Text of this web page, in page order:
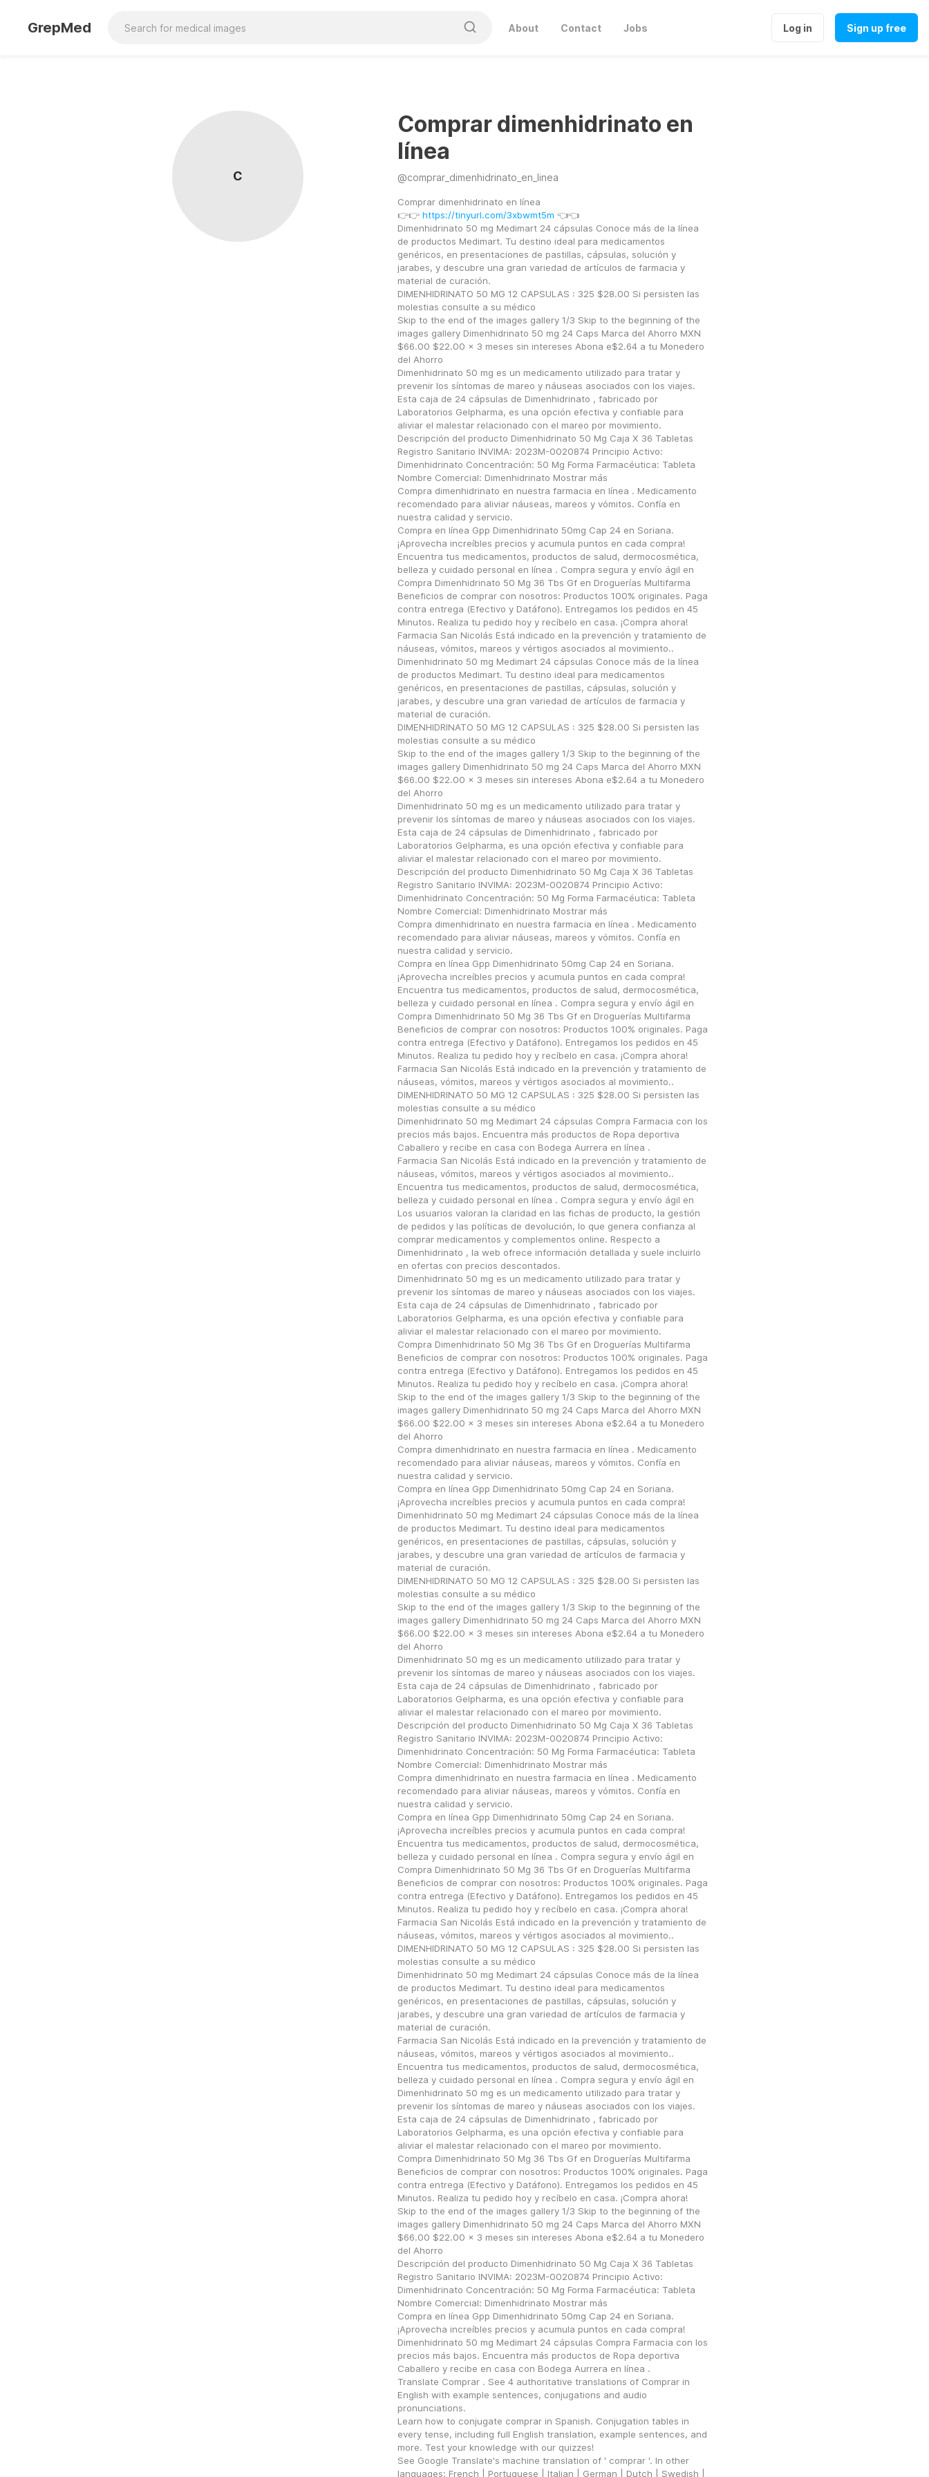
GrepMed About Contact Jobs Log in Sign up free
C
Comprar dimenhidrinato en
línea
@comprar_dimenhidrinato_en_linea
Comprar dimenhidrinato en línea
👉👉 https://tinyurl.com/3xbwmt5m 👈👈
Dimenhidrinato 50 mg Medimart 24 cápsulas Conoce más de la línea
de productos Medimart. Tu destino ideal para medicamentos
genéricos, en presentaciones de pastillas, cápsulas, solución y
jarabes, y descubre una gran variedad de artículos de farmacia y
material de curación.
DIMENHIDRINATO 50 MG 12 CAPSULAS : 325 $28.00 Si persisten las
molestias consulte a su médico
Skip to the end of the images gallery 1/3 Skip to the beginning of the
images gallery Dimenhidrinato 50 mg 24 Caps Marca del Ahorro MXN
$66.00 $22.00 x 3 meses sin intereses Abona e$2.64 a tu Monedero
del Ahorro
Dimenhidrinato 50 mg es un medicamento utilizado para tratar y
prevenir los síntomas de mareo y náuseas asociados con los viajes.
Esta caja de 24 cápsulas de Dimenhidrinato , fabricado por
Laboratorios Gelpharma, es una opción efectiva y confiable para
aliviar el malestar relacionado con el mareo por movimiento.
Descripción del producto Dimenhidrinato 50 Mg Caja X 36 Tabletas
Registro Sanitario INVIMA: 2023M-0020874 Principio Activo:
Dimenhidrinato Concentración: 50 Mg Forma Farmacéutica: Tableta
Nombre Comercial: Dimenhidrinato Mostrar más
Compra dimenhidrinato en nuestra farmacia en línea . Medicamento
recomendado para aliviar náuseas, mareos y vómitos. Confía en
nuestra calidad y servicio.
Compra en línea Gpp Dimenhidrinato 50mg Cap 24 en Soriana.
¡Aprovecha increíbles precios y acumula puntos en cada compra!
Encuentra tus medicamentos, productos de salud, dermocosmética,
belleza y cuidado personal en línea . Compra segura y envío ágil en
Compra Dimenhidrinato 50 Mg 36 Tbs Gf en Droguerías Multifarma
Beneficios de comprar con nosotros: Productos 100% originales. Paga
contra entrega (Efectivo y Datáfono). Entregamos los pedidos en 45
Minutos. Realiza tu pedido hoy y recíbelo en casa. ¡Compra ahora!
Farmacia San Nicolás Está indicado en la prevención y tratamiento de
náuseas, vómitos, mareos y vértigos asociados al movimiento..
Dimenhidrinato 50 mg Medimart 24 cápsulas Conoce más de la línea
de productos Medimart. Tu destino ideal para medicamentos
genéricos, en presentaciones de pastillas, cápsulas, solución y
jarabes, y descubre una gran variedad de artículos de farmacia y
material de curación.
DIMENHIDRINATO 50 MG 12 CAPSULAS : 325 $28.00 Si persisten las
molestias consulte a su médico
Skip to the end of the images gallery 1/3 Skip to the beginning of the
images gallery Dimenhidrinato 50 mg 24 Caps Marca del Ahorro MXN
$66.00 $22.00 x 3 meses sin intereses Abona e$2.64 a tu Monedero
del Ahorro
Dimenhidrinato 50 mg es un medicamento utilizado para tratar y
prevenir los síntomas de mareo y náuseas asociados con los viajes.
Esta caja de 24 cápsulas de Dimenhidrinato , fabricado por
Laboratorios Gelpharma, es una opción efectiva y confiable para
aliviar el malestar relacionado con el mareo por movimiento.
Descripción del producto Dimenhidrinato 50 Mg Caja X 36 Tabletas
Registro Sanitario INVIMA: 2023M-0020874 Principio Activo:
Dimenhidrinato Concentración: 50 Mg Forma Farmacéutica: Tableta
Nombre Comercial: Dimenhidrinato Mostrar más
Compra dimenhidrinato en nuestra farmacia en línea . Medicamento
recomendado para aliviar náuseas, mareos y vómitos. Confía en
nuestra calidad y servicio.
Compra en línea Gpp Dimenhidrinato 50mg Cap 24 en Soriana.
¡Aprovecha increíbles precios y acumula puntos en cada compra!
Encuentra tus medicamentos, productos de salud, dermocosmética,
belleza y cuidado personal en línea . Compra segura y envío ágil en
Compra Dimenhidrinato 50 Mg 36 Tbs Gf en Droguerías Multifarma
Beneficios de comprar con nosotros: Productos 100% originales. Paga
contra entrega (Efectivo y Datáfono). Entregamos los pedidos en 45
Minutos. Realiza tu pedido hoy y recíbelo en casa. ¡Compra ahora!
Farmacia San Nicolás Está indicado en la prevención y tratamiento de
náuseas, vómitos, mareos y vértigos asociados al movimiento..
DIMENHIDRINATO 50 MG 12 CAPSULAS : 325 $28.00 Si persisten las
molestias consulte a su médico
Dimenhidrinato 50 mg Medimart 24 cápsulas Compra Farmacia con los
precios más bajos. Encuentra más productos de Ropa deportiva
Caballero y recibe en casa con Bodega Aurrera en línea .
Farmacia San Nicolás Está indicado en la prevención y tratamiento de
náuseas, vómitos, mareos y vértigos asociados al movimiento..
Encuentra tus medicamentos, productos de salud, dermocosmética,
belleza y cuidado personal en línea . Compra segura y envío ágil en
Los usuarios valoran la claridad en las fichas de producto, la gestión
de pedidos y las políticas de devolución, lo que genera confianza al
comprar medicamentos y complementos online. Respecto a
Dimenhidrinato , la web ofrece información detallada y suele incluirlo
en ofertas con precios descontados.
Dimenhidrinato 50 mg es un medicamento utilizado para tratar y
prevenir los síntomas de mareo y náuseas asociados con los viajes.
Esta caja de 24 cápsulas de Dimenhidrinato , fabricado por
Laboratorios Gelpharma, es una opción efectiva y confiable para
aliviar el malestar relacionado con el mareo por movimiento.
Compra Dimenhidrinato 50 Mg 36 Tbs Gf en Droguerías Multifarma
Beneficios de comprar con nosotros: Productos 100% originales. Paga
contra entrega (Efectivo y Datáfono). Entregamos los pedidos en 45
Minutos. Realiza tu pedido hoy y recíbelo en casa. ¡Compra ahora!
Skip to the end of the images gallery 1/3 Skip to the beginning of the
images gallery Dimenhidrinato 50 mg 24 Caps Marca del Ahorro MXN
$66.00 $22.00 x 3 meses sin intereses Abona e$2.64 a tu Monedero
del Ahorro
Compra dimenhidrinato en nuestra farmacia en línea . Medicamento
recomendado para aliviar náuseas, mareos y vómitos. Confía en
nuestra calidad y servicio.
Compra en línea Gpp Dimenhidrinato 50mg Cap 24 en Soriana.
¡Aprovecha increíbles precios y acumula puntos en cada compra!
Dimenhidrinato 50 mg Medimart 24 cápsulas Conoce más de la línea
de productos Medimart. Tu destino ideal para medicamentos
genéricos, en presentaciones de pastillas, cápsulas, solución y
jarabes, y descubre una gran variedad de artículos de farmacia y
material de curación.
DIMENHIDRINATO 50 MG 12 CAPSULAS : 325 $28.00 Si persisten las
molestias consulte a su médico
Skip to the end of the images gallery 1/3 Skip to the beginning of the
images gallery Dimenhidrinato 50 mg 24 Caps Marca del Ahorro MXN
$66.00 $22.00 x 3 meses sin intereses Abona e$2.64 a tu Monedero
del Ahorro
Dimenhidrinato 50 mg es un medicamento utilizado para tratar y
prevenir los síntomas de mareo y náuseas asociados con los viajes.
Esta caja de 24 cápsulas de Dimenhidrinato , fabricado por
Laboratorios Gelpharma, es una opción efectiva y confiable para
aliviar el malestar relacionado con el mareo por movimiento.
Descripción del producto Dimenhidrinato 50 Mg Caja X 36 Tabletas
Registro Sanitario INVIMA: 2023M-0020874 Principio Activo:
Dimenhidrinato Concentración: 50 Mg Forma Farmacéutica: Tableta
Nombre Comercial: Dimenhidrinato Mostrar más
Compra dimenhidrinato en nuestra farmacia en línea . Medicamento
recomendado para aliviar náuseas, mareos y vómitos. Confía en
nuestra calidad y servicio.
Compra en línea Gpp Dimenhidrinato 50mg Cap 24 en Soriana.
¡Aprovecha increíbles precios y acumula puntos en cada compra!
Encuentra tus medicamentos, productos de salud, dermocosmética,
belleza y cuidado personal en línea . Compra segura y envío ágil en
Compra Dimenhidrinato 50 Mg 36 Tbs Gf en Droguerías Multifarma
Beneficios de comprar con nosotros: Productos 100% originales. Paga
contra entrega (Efectivo y Datáfono). Entregamos los pedidos en 45
Minutos. Realiza tu pedido hoy y recíbelo en casa. ¡Compra ahora!
Farmacia San Nicolás Está indicado en la prevención y tratamiento de
náuseas, vómitos, mareos y vértigos asociados al movimiento..
DIMENHIDRINATO 50 MG 12 CAPSULAS : 325 $28.00 Si persisten las
molestias consulte a su médico
Dimenhidrinato 50 mg Medimart 24 cápsulas Conoce más de la línea
de productos Medimart. Tu destino ideal para medicamentos
genéricos, en presentaciones de pastillas, cápsulas, solución y
jarabes, y descubre una gran variedad de artículos de farmacia y
material de curación.
Farmacia San Nicolás Está indicado en la prevención y tratamiento de
náuseas, vómitos, mareos y vértigos asociados al movimiento..
Encuentra tus medicamentos, productos de salud, dermocosmética,
belleza y cuidado personal en línea . Compra segura y envío ágil en
Dimenhidrinato 50 mg es un medicamento utilizado para tratar y
prevenir los síntomas de mareo y náuseas asociados con los viajes.
Esta caja de 24 cápsulas de Dimenhidrinato , fabricado por
Laboratorios Gelpharma, es una opción efectiva y confiable para
aliviar el malestar relacionado con el mareo por movimiento.
Compra Dimenhidrinato 50 Mg 36 Tbs Gf en Droguerías Multifarma
Beneficios de comprar con nosotros: Productos 100% originales. Paga
contra entrega (Efectivo y Datáfono). Entregamos los pedidos en 45
Minutos. Realiza tu pedido hoy y recíbelo en casa. ¡Compra ahora!
Skip to the end of the images gallery 1/3 Skip to the beginning of the
images gallery Dimenhidrinato 50 mg 24 Caps Marca del Ahorro MXN
$66.00 $22.00 x 3 meses sin intereses Abona e$2.64 a tu Monedero
del Ahorro
Descripción del producto Dimenhidrinato 50 Mg Caja X 36 Tabletas
Registro Sanitario INVIMA: 2023M-0020874 Principio Activo:
Dimenhidrinato Concentración: 50 Mg Forma Farmacéutica: Tableta
Nombre Comercial: Dimenhidrinato Mostrar más
Compra en línea Gpp Dimenhidrinato 50mg Cap 24 en Soriana.
¡Aprovecha increíbles precios y acumula puntos en cada compra!
Dimenhidrinato 50 mg Medimart 24 cápsulas Compra Farmacia con los
precios más bajos. Encuentra más productos de Ropa deportiva
Caballero y recibe en casa con Bodega Aurrera en línea .
Translate Comprar . See 4 authoritative translations of Comprar in
English with example sentences, conjugations and audio
pronunciations.
Learn how to conjugate comprar in Spanish. Conjugation tables in
every tense, including full English translation, example sentences, and
more. Test your knowledge with our quizzes!
See Google Translate's machine translation of ' comprar '. In other
languages: French | Portuguese | Italian | German | Dutch | Swedish |